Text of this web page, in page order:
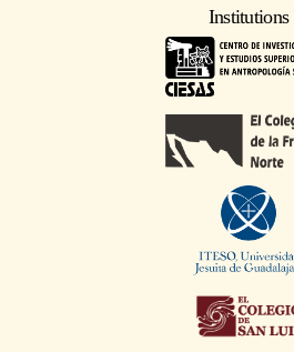
Institutions